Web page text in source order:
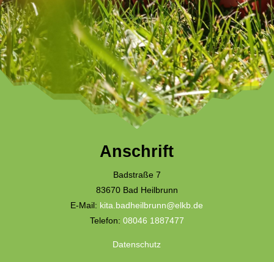
Anschrift
Badstraße 7
83670 Bad Heilbrunn
E-Mail: kita.badheilbrunn@elkb.de
Telefon: 08046 1887477
Datenschutz